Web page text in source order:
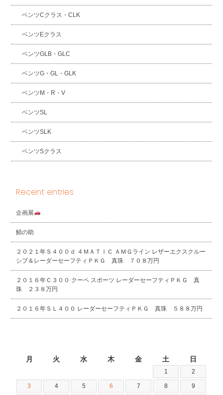
ベンツCクラス・CLK
ベンツEクラス
ベンツGLB・GLC
ベンツG・GL・GLK
ベンツM・R・V
ベンツSL
ベンツSLK
ベンツSクラス
Recent entries
企画展
鯖の助
２０２１年Ｓ４００ｄ ４ＭＡＴＩＣ ＡＭＧライン レザーエクスクルー
シブ＆レーダーセーフティＰＫＧ 真珠 ７０８万円
２０１６年Ｃ３００ クーペ スポーツ レーダーセーフティＰＫＧ 真
珠 ２３８万円
２０１６年ＳＬ４００ レーダーセーフティＰＫＧ 真珠 ５８８万円
月 火 水 木 金 土 日
1 2
3 4 5 6 7 8 9